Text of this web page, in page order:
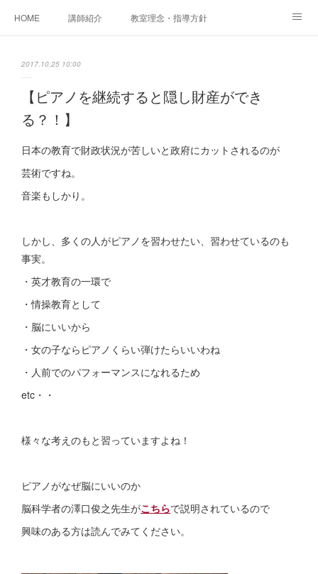
HOME 講師紹介 教室理念・指導方針
ご相談・体験レッスンお申し込み
2017.10.25 10:00
【ピアノを継続すると隠し財産ができ
る？！】
日本の教育で財政状況が苦しいと政府にカットされるのが
芸術ですね。
音楽もしかり。
しかし、多くの人がピアノを習わせたい、習わせているのも
事実。
・英才教育の一環で
・情操教育として
・脳にいいから
・女の子ならピアノくらい弾けたらいいわね
・人前でのパフォーマンスになれるため
etc・・
様々な考えのもと習っていますよね！
ピアノがなぜ脳にいいのか
脳科学者の澤口俊之先生がこちらで説明されているので
興味のある方は読んでみてください。